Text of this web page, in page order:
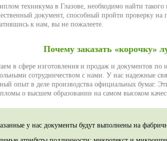
техникума в Глазове, необходимо найти
документ, способный пройти проверку на
к нам, вы не пожалеете.
Почему заказать «корочку»
в сфере изготовления и продаж и документов по
сотрудничеством с нами. У нас надежные
опыт в деле производства официальных бумаг.
о высшем образовании на самом высоком
у нас документы будут выполнены на